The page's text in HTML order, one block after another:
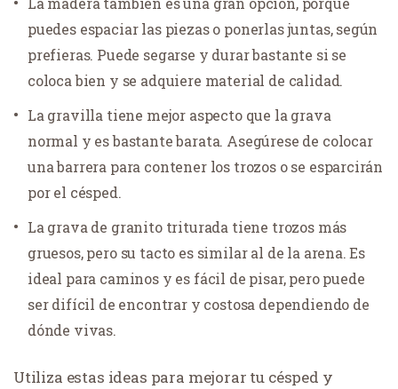
puedes espaciar las piezas o ponerlas juntas, según
prefieras. Puede segarse y durar bastante si se
coloca bien y se adquiere material de calidad.
La gravilla tiene mejor aspecto que la grava
normal y es bastante barata. Asegúrese de colocar
una barrera para contener los trozos o se esparcirán
por el césped.
La grava de granito triturada tiene trozos más
gruesos, pero su tacto es similar al de la arena. Es
ideal para caminos y es fácil de pisar, pero puede
ser difícil de encontrar y costosa dependiendo de
dónde vivas.
Utiliza estas ideas para mejorar tu césped y